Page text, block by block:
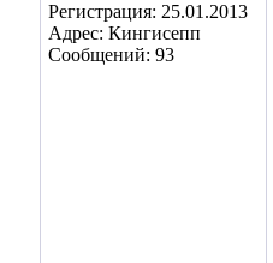
Регистрация: 25.01.2013
Адрес: Кингисепп
Сообщений: 93